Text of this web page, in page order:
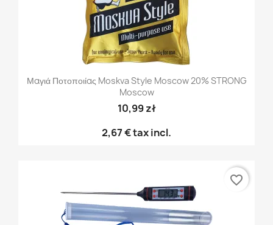
Μαγιά Ποτοποιίας Moskva Style Moscow 20% STRONG
Moscow
10,99 zł
2,67 €tax incl.
favorite_border